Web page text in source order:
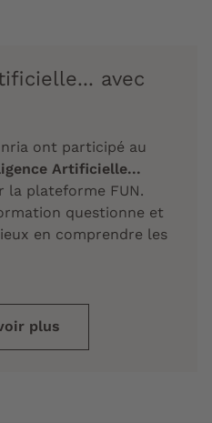
avec
ont participé au
Artificielle...
la plateforme FUN.
questionne et
en comprendre les
plus